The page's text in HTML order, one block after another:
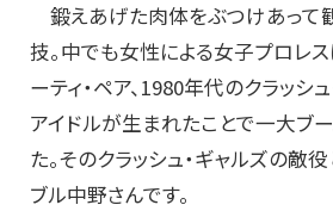
鍛えあげた肉体をぶつけあって
技。中でも女性による女子プロレ
ーティ・ペア、1980年代のクラッシ
アイドルが生まれたことで一大ブ
た。そのクラッシュ・ギャルズの敵
ブル中野さんです。